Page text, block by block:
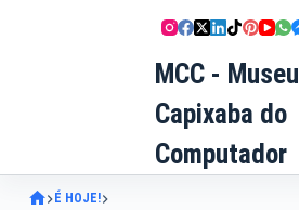
MCC - Museu
Capixaba do
Computador
É HOJE!